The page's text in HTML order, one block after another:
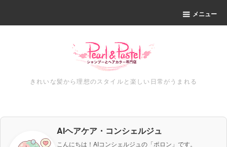
メニュー
きれいな髪から理想のスタイルと楽しい日常がうまれる
AIヘアケア・コンシェルジュ
こんにちは！AIコンシェルジュの「ポロン」です。